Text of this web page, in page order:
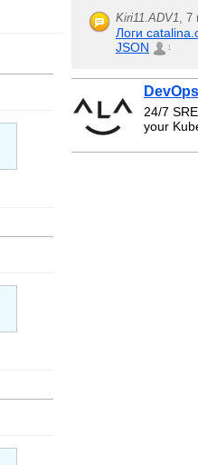
Kiri11.ADV1, 7
Логи
JSON
1
24/7
your